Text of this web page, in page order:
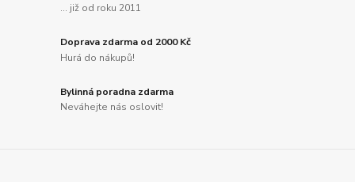
... již od roku 2011
Doprava zdarma od 2000 Kč
Hurá do nákupů!
Bylinná poradna zdarma
Neváhejte nás oslovit!